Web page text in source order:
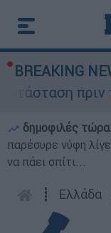
BREAKING
πριν
δημοφιλές
παρέσυρε νύφη
να πάει σπίτι...
┋ Ελλάδα